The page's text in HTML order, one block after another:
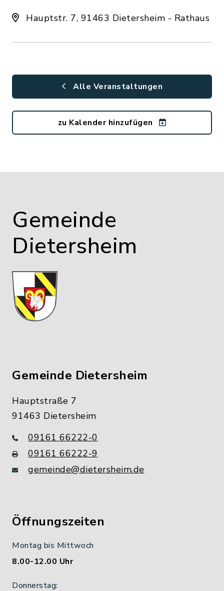
Hauptstr. 7, 91463 Dietersheim - Rathaus
Alle Veranstaltungen
zu Kalender hinzufügen
Gemeinde
Dietersheim
Gemeinde Dietersheim
Hauptstraße 7
91463 Dietersheim
09161 66222-0
09161 66222-9
gemeinde@dietersheim.de
Öffnungszeiten
Montag bis Mittwoch
8.00-12.00 Uhr
Donnerstag: